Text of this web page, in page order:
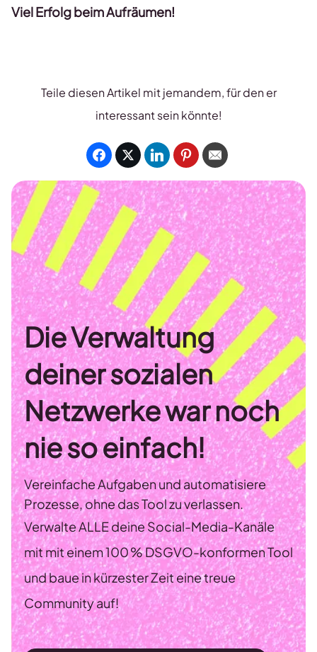
Viel Erfolg beim Aufräumen!
Teile diesen Artikel mit jemandem, für den er
interessant sein könnte!
Die Verwaltung
deiner sozialen
Netzwerke war noch
nie so einfach!
Vereinfache Aufgaben und automatisiere
Prozesse, ohne das Tool zu verlassen.
Verwalte ALLE deine Social-Media-Kanäle
mit mit einem 100 % DSGVO-konformen Tool
und baue in kürzester Zeit eine treue
Community auf!